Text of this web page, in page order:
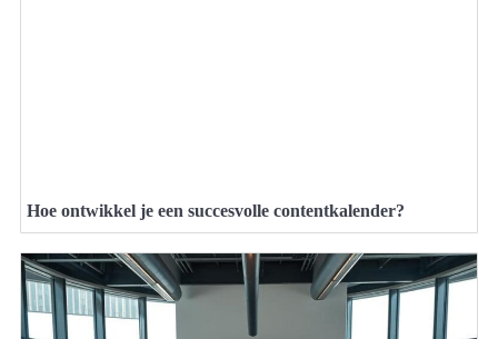
Hoe ontwikkel je een succesvolle contentkalender?